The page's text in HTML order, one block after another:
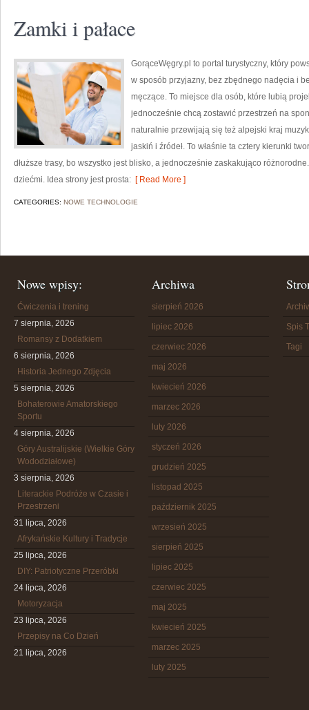
Zamki i pałace
GorąceWęgry.pl to portal turystyczny, który
w sposób przyjazny, bez zbędnego nadęcia i
męczące. To miejsce dla osób, które lubią
jednocześnie chcą zostawić przestrzeń na
naturalnie przewijają się też alpejski kraj
jaskiń i źródeł. To właśnie ta cztery kierunki
dłuższe trasy, bo wszystko jest blisko, a jednocześnie zaskakująco
dziećmi. Idea strony jest prosta: [ Read More ]
CATEGORIES: NOWE TECHNOLOGIE
Nowe wpisy:
Ćwiczenia i trening
7 sierpnia, 2026
Romansy z Dodatkiem
6 sierpnia, 2026
Historia Jednego Zdjęcia
5 sierpnia, 2026
Bohaterowie Amatorskiego
Sportu
4 sierpnia, 2026
Góry Australijskie (Wielkie Góry
Wododziałowe)
3 sierpnia, 2026
Literackie Podróże w Czasie i
Przestrzeni
31 lipca, 2026
Afrykańskie Kultury i Tradycje
25 lipca, 2026
DIY: Patriotyczne Przeróbki
24 lipca, 2026
Motoryzacja
23 lipca, 2026
Przepisy na Co Dzień
21 lipca, 2026
Archiwa
sierpień 2026
lipiec 2026
czerwiec 2026
maj 2026
kwiecień 2026
marzec 2026
luty 2026
styczeń 2026
grudzień 2025
listopad 2025
październik 2025
wrzesień 2025
sierpień 2025
lipiec 2025
czerwiec 2025
maj 2025
kwiecień 2025
marzec 2025
luty 2025
Spis
Tagi